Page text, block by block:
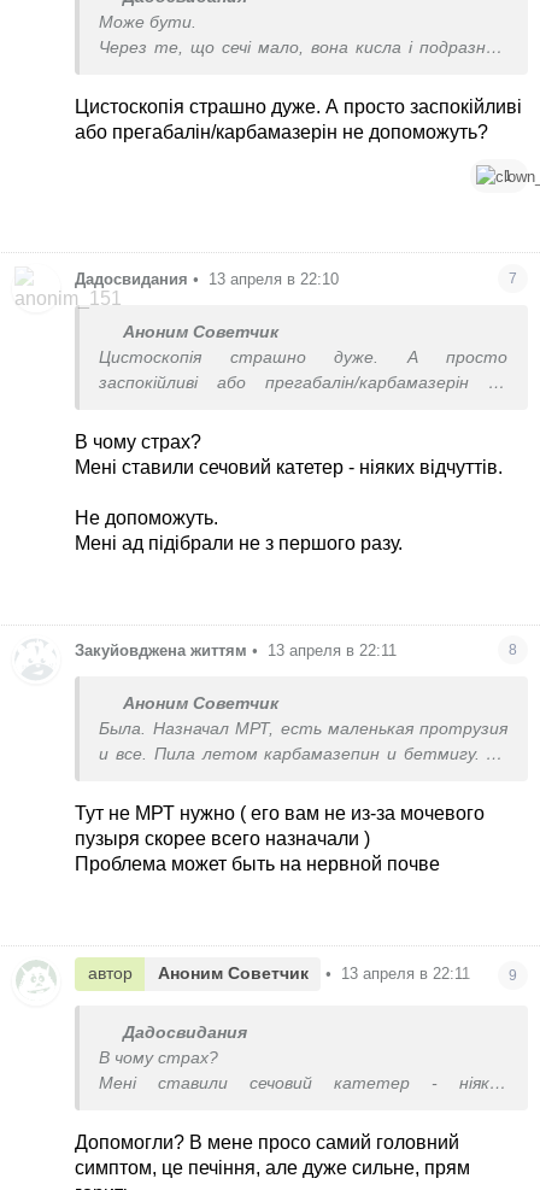
Може бути.
Через те, що сечі мало, вона кисла і подразнює
Моя думка.
Цистоскопія страшно дуже. А просто заспокійливі
або прегабалін/карбамазерін не допоможуть?
1
Дадосвидания • 13 апреля в 22:10 7
Аноним Советчик
Цистоскопія страшно дуже. А просто
заспокійливі або прегабалін/карбамазерін не
В чому страх?
Мені ставили сечовий катетер - ніяких відчуттів.
Не допоможуть.
Мені ад підібрали не з першого разу.
Закуйовджена життям • 13 апреля в 22:11 8
Аноним Советчик
Была. Назначал МРТ, есть маленькая протрузия
и все. Пила летом карбамазепин и бетмигу. Но
лет. Пару раз в год
Тут не МРТ нужно ( его вам не из-за мочевого
пузыря скорее всего назначали )
Проблема может быть на нервной почве
автор Аноним Советчик • 13 апреля в 22:11 9
Дадосвидания
В чому страх?
Мені ставили сечовий катетер - ніяких
Не допоможуть.
Допомогли? В мене просо самий головний
симптом, це печіння, але дуже сильне, прям